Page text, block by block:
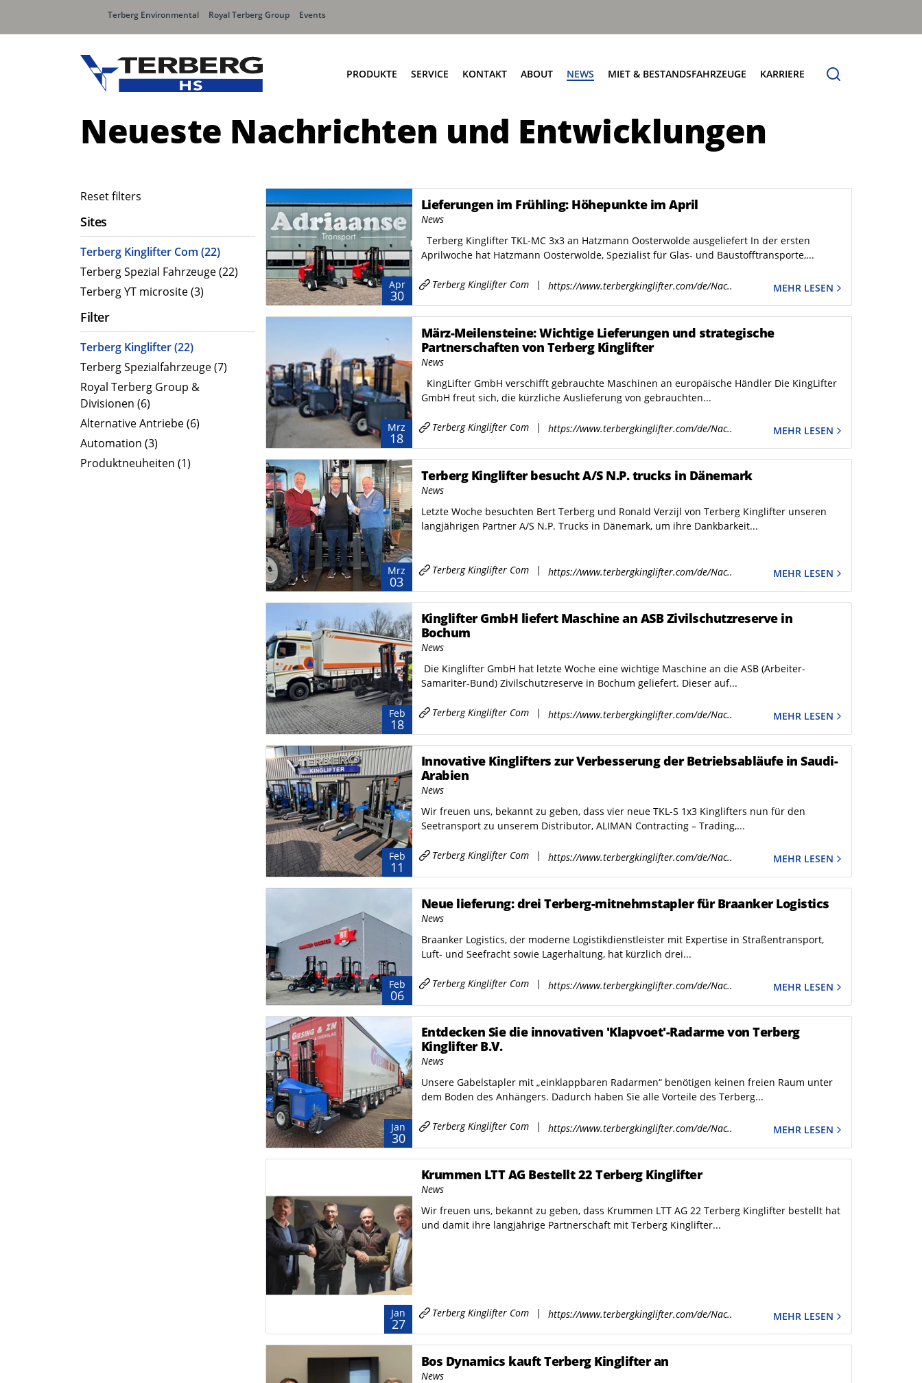
Terberg Environmental Royal Terberg Group Events
PRODUKTE
Seitenlader
Frontlader
Liftersysteme
SERVICE KONTAKT
Terberg HS Hauptsitz
Terberg HS Serviceniederlassungen
ABOUT NEWS MIET & BESTANDSFAHRZEUGE
Verfügbare Fahrzeuge
Try & Buy
KARRIERE
Neueste Nachrichten und Entwicklungen
Reset filters
Sites
Terberg Kinglifter Com (22)
Terberg Spezial Fahrzeuge (22)
Terberg YT microsite (3)
Filter
Terberg Kinglifter (22)
Terberg Spezialfahrzeuge (7)
Royal Terberg Group &
Divisionen (6)
Alternative Antriebe (6)
Automation (3)
Produktneuheiten (1)
Apr
30
Lieferungen im Frühling: Höhepunkte im April
News
Terberg Kinglifter TKL-MC 3x3 an Hatzmann Oosterwolde ausgeliefert In der ersten
Aprilwoche hat Hatzmann Oosterwolde, Spezialist für Glas- und Baustofftransporte,...
Terberg Kinglifter Com | https://www.terbergkinglifter.com/de/Nac.. MEHR LESEN
Mrz
18
März-Meilensteine: Wichtige Lieferungen und strategische
Partnerschaften von Terberg Kinglifter
News
KingLifter GmbH verschifft gebrauchte Maschinen an europäische Händler Die KingLifter
GmbH freut sich, die kürzliche Auslieferung von gebrauchten...
Terberg Kinglifter Com | https://www.terbergkinglifter.com/de/Nac.. MEHR LESEN
Mrz
03
Terberg Kinglifter besucht A/S N.P. trucks in Dänemark
News
Letzte Woche besuchten Bert Terberg und Ronald Verzijl von Terberg Kinglifter unseren
langjährigen Partner A/S N.P. Trucks in Dänemark, um ihre Dankbarkeit...
Terberg Kinglifter Com | https://www.terbergkinglifter.com/de/Nac.. MEHR LESEN
Feb
18
Kinglifter GmbH liefert Maschine an ASB Zivilschutzreserve in
Bochum
News
Die Kinglifter GmbH hat letzte Woche eine wichtige Maschine an die ASB (Arbeiter-
Samariter-Bund) Zivilschutzreserve in Bochum geliefert. Dieser auf...
Terberg Kinglifter Com | https://www.terbergkinglifter.com/de/Nac.. MEHR LESEN
Feb
11
Innovative Kinglifters zur Verbesserung der Betriebsabläufe in Saudi-
Arabien
News
Wir freuen uns, bekannt zu geben, dass vier neue TKL-S 1x3 Kinglifters nun für den
Seetransport zu unserem Distributor, ALIMAN Contracting – Trading,...
Terberg Kinglifter Com | https://www.terbergkinglifter.com/de/Nac.. MEHR LESEN
Feb
06
Neue lieferung: drei Terberg-mitnehmstapler für Braanker Logistics
News
Braanker Logistics, der moderne Logistikdienstleister mit Expertise in Straßentransport,
Luft- und Seefracht sowie Lagerhaltung, hat kürzlich drei...
Terberg Kinglifter Com | https://www.terbergkinglifter.com/de/Nac.. MEHR LESEN
Jan
30
Entdecken Sie die innovativen 'Klapvoet'-Radarme von Terberg
Kinglifter B.V.
News
Unsere Gabelstapler mit „einklappbaren Radarmen“ benötigen keinen freien Raum unter
dem Boden des Anhängers. Dadurch haben Sie alle Vorteile des Terberg...
Terberg Kinglifter Com | https://www.terbergkinglifter.com/de/Nac.. MEHR LESEN
Jan
27
Krummen LTT AG Bestellt 22 Terberg Kinglifter
News
Wir freuen uns, bekannt zu geben, dass Krummen LTT AG 22 Terberg Kinglifter bestellt hat
und damit ihre langjährige Partnerschaft mit Terberg Kinglifter...
Terberg Kinglifter Com | https://www.terbergkinglifter.com/de/Nac.. MEHR LESEN
Bos Dynamics kauft Terberg Kinglifter an
News